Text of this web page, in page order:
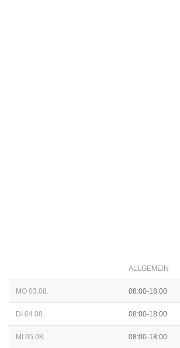
ALLGEMEIN
MO 03.08. 08:00-18:00
DI 04.08. 08:00-18:00
MI 05.08. 08:00-18:00